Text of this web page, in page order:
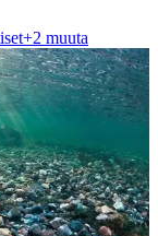
+2 muuta